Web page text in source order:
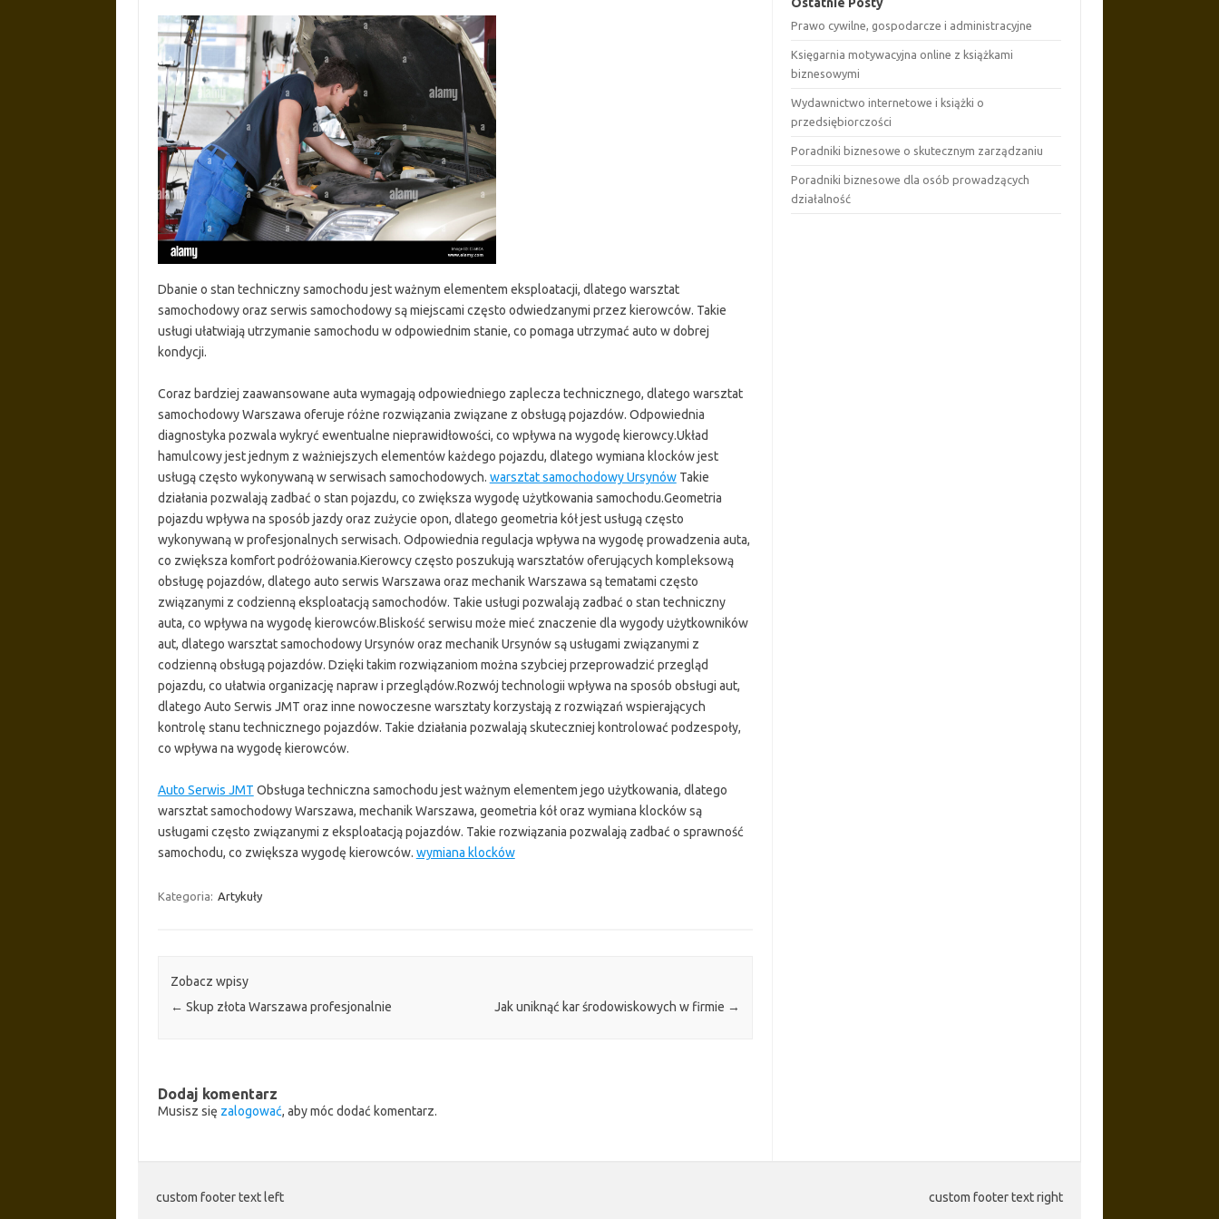
Dbanie o stan techniczny samochodu jest ważnym elementem eksploatacji, dlatego warsztat
samochodowy oraz serwis samochodowy są miejscami często odwiedzanymi przez kierowców. Takie
usługi ułatwiają utrzymanie samochodu w odpowiednim stanie, co pomaga utrzymać auto w dobrej
kondycji.
Coraz bardziej zaawansowane auta wymagają odpowiedniego zaplecza technicznego, dlatego warsztat
samochodowy Warszawa oferuje różne rozwiązania związane z obsługą pojazdów. Odpowiednia
diagnostyka pozwala wykryć ewentualne nieprawidłowości, co wpływa na wygodę kierowcy.Układ
hamulcowy jest jednym z ważniejszych elementów każdego pojazdu, dlatego wymiana klocków jest
usługą często wykonywaną w serwisach samochodowych. warsztat samochodowy UrsynówTakie
działania pozwalają zadbać o stan pojazdu, co zwiększa wygodę użytkowania samochodu.Geometria
pojazdu wpływa na sposób jazdy oraz zużycie opon, dlatego geometria kół jest usługą często
wykonywaną w profesjonalnych serwisach. Odpowiednia regulacja wpływa na wygodę prowadzenia auta,
co zwiększa komfort podróżowania.Kierowcy często poszukują warsztatów oferujących kompleksową
obsługę pojazdów, dlatego auto serwis Warszawa oraz mechanik Warszawa są tematami często
związanymi z codzienną eksploatacją samochodów. Takie usługi pozwalają zadbać o stan techniczny
auta, co wpływa na wygodę kierowców.Bliskość serwisu może mieć znaczenie dla wygody użytkowników
aut, dlatego warsztat samochodowy Ursynów oraz mechanik Ursynów są usługami związanymi z
codzienną obsługą pojazdów. Dzięki takim rozwiązaniom można szybciej przeprowadzić przegląd
pojazdu, co ułatwia organizację napraw i przeglądów.Rozwój technologii wpływa na sposób obsługi aut,
dlatego Auto Serwis JMT oraz inne nowoczesne warsztaty korzystają z rozwiązań wspierających
kontrolę stanu technicznego pojazdów. Takie działania pozwalają skuteczniej kontrolować podzespoły,
co wpływa na wygodę kierowców.
Auto Serwis JMT Obsługa techniczna samochodu jest ważnym elementem jego użytkowania, dlatego
warsztat samochodowy Warszawa, mechanik Warszawa, geometria kół oraz wymiana klocków są
usługami często związanymi z eksploatacją pojazdów. Takie rozwiązania pozwalają zadbać o sprawność
samochodu, co zwiększa wygodę kierowców. wymiana klocków
Kategoria: Artykuły
Zobacz wpisy
← Skup złota Warszawa profesjonalnie Jak uniknąć kar środowiskowych w firmie →
Dodaj komentarz
Musisz się zalogować, aby móc dodać komentarz.
Prawo cywilne, gospodarcze i administracyjne
Księgarnia motywacyjna online z książkami
biznesowymi
Wydawnictwo internetowe i książki o
przedsiębiorczości
Poradniki biznesowe o skutecznym zarządzaniu
Poradniki biznesowe dla osób prowadzących
działalność
custom footer text left custom footer text right